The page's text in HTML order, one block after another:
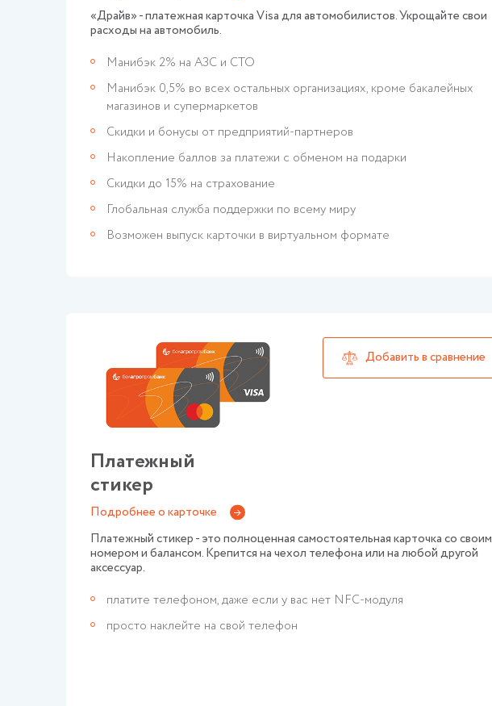
«Драйв» - платежная карточка Visa для автомобилистов. Укрощайте свои
расходы на автомобиль.
Манибэк 2% на АЗС и СТО
Манибэк 0,5% во всех остальных организациях, кроме бакалейных
магазинов и супермаркетов
Скидки и бонусы от предприятий-партнеров
Накопление баллов за платежи с обменом на подарки
Скидки до 15% на страхование
Глобальная служба поддержки по всему миру
Возможен выпуск карточки в виртуальном формате
Платежный
стикер
Подробнее о карточке
Платежный стикер - это полноценная самостоятельная карточка со своим
номером и балансом. Крепится на чехол телефона или на любой другой
аксессуар.
платите телефоном, даже если у вас нет NFC-модуля
просто наклейте на свой телефон